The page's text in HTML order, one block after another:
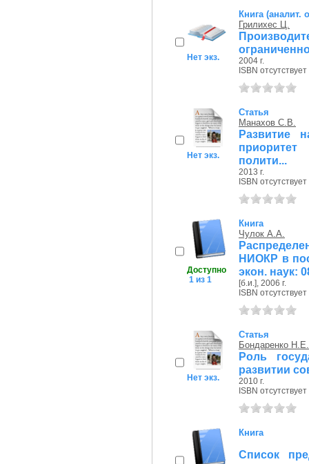
Нет экз.
Книга (аналит.
Грилихес Ц.
2004 г.
ISBN отсутствует
Нет экз.
Статья
Манахов С.В.
Развитие
приоритет
полити...
2013 г.
ISBN отсутствует
Доступно
1 из 1
Книга
Чулок А.А.
НИОКР в
экон. наук:
[б.и.], 2006 г.
ISBN отсутствует
Нет экз.
Статья
Бондаренко Н.Е.
Роль
развитии
2010 г.
ISBN отсутствует
Книга
Список